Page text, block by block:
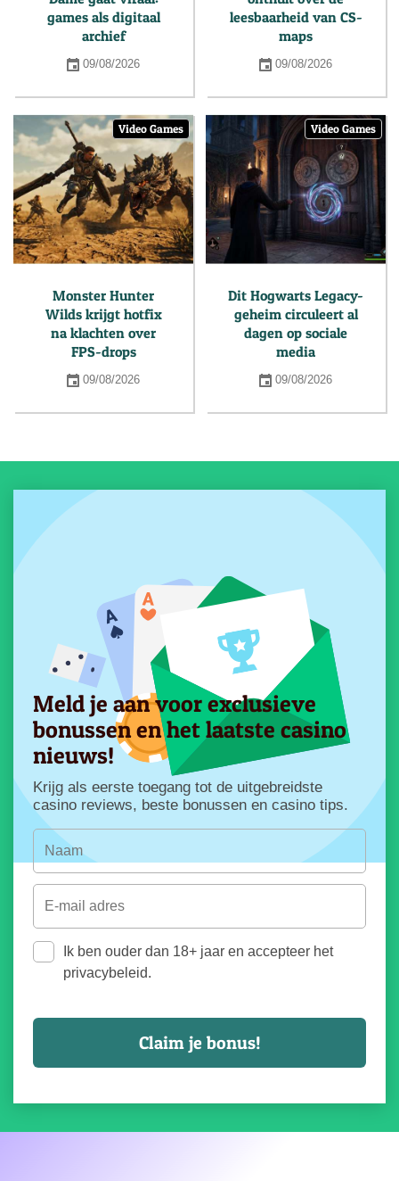
games als digitaal
archief
09/08/2026
leesbaarheid van CS-
maps
09/08/2026
Video Games
Monster Hunter
Wilds krijgt hotfix
na klachten over
FPS-drops
09/08/2026
Video Games
Dit Hogwarts Legacy-
geheim circuleert al
dagen op sociale
media
09/08/2026
Meld je aan voor exclusieve
bonussen en het laatste casino
nieuws!
Krijg als eerste toegang tot de uitgebreidste
casino reviews, beste bonussen en casino tips.
Ik ben ouder dan 18+ jaar en accepteer het
privacybeleid.